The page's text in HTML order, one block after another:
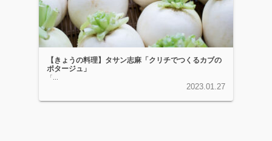
【きょうの料理】タサン志麻「クリチでつくるカブの
ポタージュ」
「...
2023.01.27